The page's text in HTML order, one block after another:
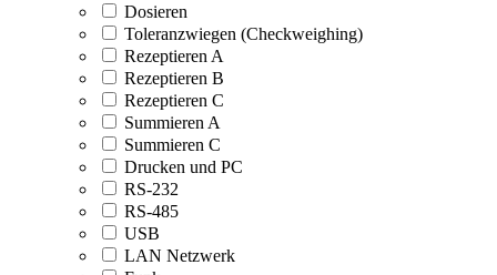
Dosieren
Toleranzwiegen (Checkweighing)
Rezeptieren A
Rezeptieren B
Rezeptieren C
Summieren A
Summieren C
Drucken und PC
RS-232
RS-485
USB
LAN Netzwerk